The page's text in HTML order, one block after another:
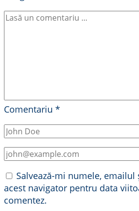
Comentariu *
Salvează-mi numele,
acest navigator pentru data
comentez.